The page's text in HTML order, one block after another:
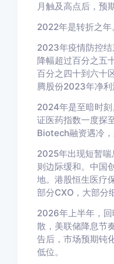
月触及高点后，预
2022年是转折之年
2023年疫情防控结
降幅超过百分之五
百分之四十到六十
腾股份2023年净利
2024年是至暗时刻
证医药指数一度探
Biotech融资遇冷，
2025年出现短暂喘
则边际缓和。中国
地。港股恒生医疗
部分CXO，大部分
2026年上半年，回
散，美联储降息节
告后，市场预期钝
低位。